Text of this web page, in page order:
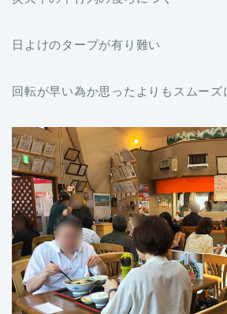
日よけのタープが有り難い
回転が早い為か思ったよりもスムーズ